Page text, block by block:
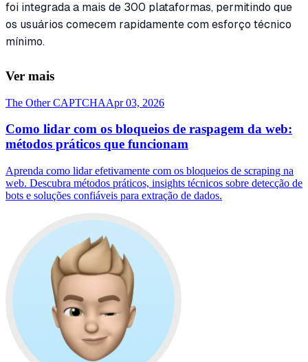
foi integrada a mais de 300 plataformas, permitindo que
os usuários comecem rapidamente com esforço técnico
mínimo.
Ver mais
The Other CAPTCHAApr 03, 2026
Como lidar com os bloqueios de raspagem da web:
métodos práticos que funcionam
Aprenda como lidar efetivamente com os bloqueios de scraping na
web. Descubra métodos práticos, insights técnicos sobre detecção de
bots e soluções confiáveis para extração de dados.